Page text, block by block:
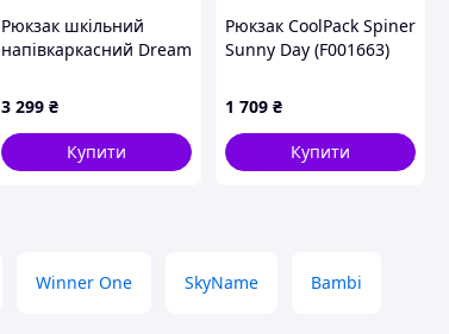
Рюкзак шкільний
напівкаркасний Dream
дівчинки 38 см YES
(550249)
3 299 ₴
Купити
Рюкзак CoolPack Spiner
Sunny Day (F001663)
1 709 ₴
Купити
Winner One SkyName Bambi